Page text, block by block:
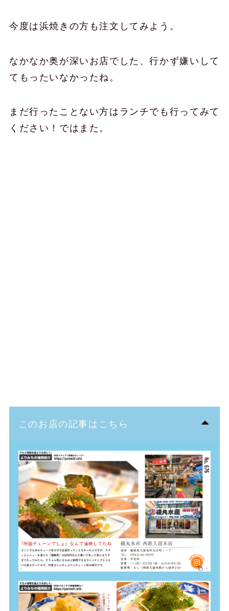
今度は浜焼きの方も注文してみよう。
なかなか奥が深いお店でした、行かず嫌いして
てもったいなかったね。
まだ行ったことない方はランチでも行ってみて
ください！ではまた。
このお店の記事はこちら